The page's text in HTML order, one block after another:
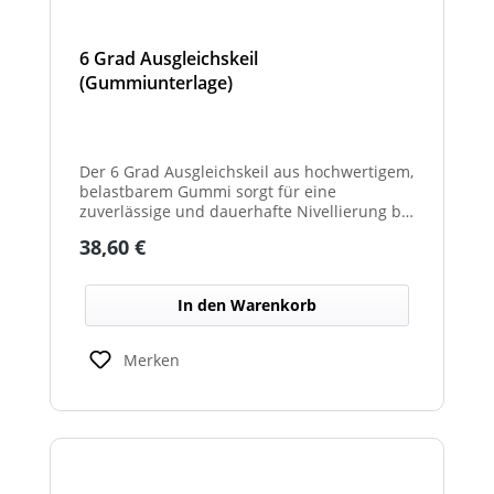
6 Grad Ausgleichskeil
(Gummiunterlage)
Der 6 Grad Ausgleichskeil aus hochwertigem,
belastbarem Gummi sorgt für eine
zuverlässige und dauerhafte Nivellierung bei
seinem festen Neigungswinkel von 6° gleicht
ideal für Maschinen, Möbel, Konstruktionen
oder technische Installationen. Das robuste
Gummimaterial wirkt rutschhemmend,
vibrationsdämpfend und schützt
empfindliche Oberflächen vor
widerstandsfähig gegen Druckbelastung,
Regulärer Preis:
38,60 €
In den Warenkorb
Merken